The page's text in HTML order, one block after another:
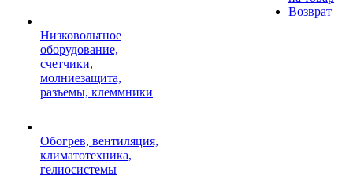
Низковольтное
оборудование,
счетчики,
молниезащита,
разъемы, клеммники
Обогрев, вентиляция,
климатотехника,
гелиосистемы
Возврат